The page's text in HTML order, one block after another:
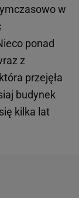
w
ponad
z
przejęła
budynek
kilka lat